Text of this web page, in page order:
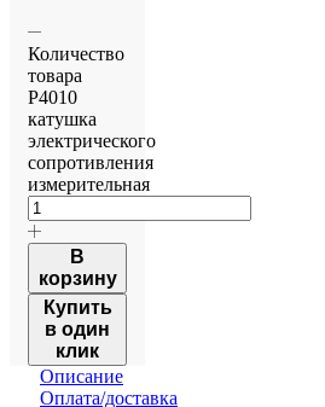
Количество
товара
Р4010
катушка
электрического
сопротивления
измерительная
В
корзину
Купить
в один
клик
Описание
Оплата/доставка